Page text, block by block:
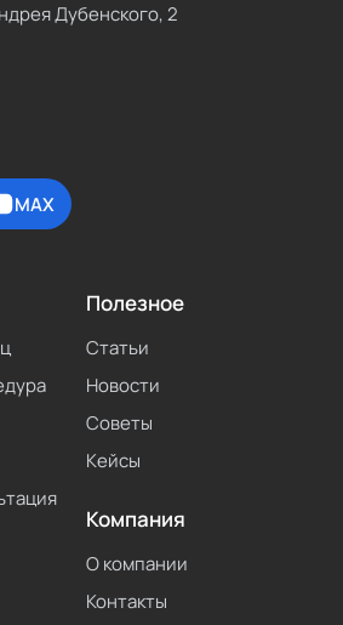
Дубенского, 2
MAX
Полезное
Статьи
Новости
Советы
Кейсы
Компания
О компании
Контакты